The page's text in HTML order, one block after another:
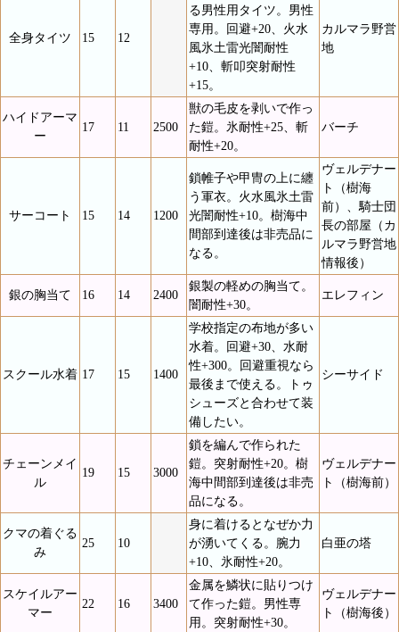
全身タイツ 15 12
る男性用タイツ。男性
専用。回避+20、火水
風氷土雷光闇耐性
+10、斬叩突射耐性
+15。
カルマラ野営
地
ハイドアーマ
ー
17 11 2500
獣の毛皮を剥いで作っ
た鎧。氷耐性+25、斬
耐性+20。
バーチ
サーコート 15 14 1200
鎖帷子や甲冑の上に纏
う軍衣。火水風氷土雷
光闇耐性+10。樹海中
間部到達後は非売品に
なる。
ヴェルデナー
ト（樹海
前）、騎士団
長の部屋（カ
ルマラ野営地
情報後）
銀の胸当て 16 14 2400
銀製の軽めの胸当て。
闇耐性+30。
エレフィン
スクール水着 17 15 1400
学校指定の布地が多い
水着。回避+30、水耐
性+300。回避重視なら
最後まで使える。トゥ
シューズと合わせて装
備したい。
シーサイド
チェーンメイ
ル
19 15 3000
鎖を編んで作られた
鎧。突射耐性+20。樹
海中間部到達後は非売
品になる。
ヴェルデナー
ト（樹海前）
クマの着ぐる
み
25 10
身に着けるとなぜか力
が湧いてくる。腕力
+10、氷耐性+20。
白亜の塔
スケイルアー
マー
22 16 3400
金属を鱗状に貼りつけ
て作った鎧。男性専
用。突射耐性+30。
ヴェルデナー
ト（樹海後）